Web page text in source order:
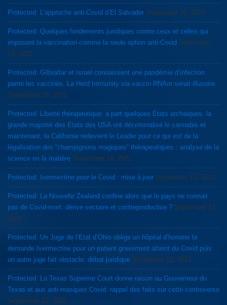
Protected: L’approche anti-Covid d’El Salvador September 20, 2021
Protected: Quelques fondements juridiques contre ceux et celles qui
imposent la vaccination comme la seule option anti-Covid September
19, 2021
Protected: Gilbraltar et Israel connaissent une pandémie d’infection
parmi les vaccinés. La Herd Immunity via vaccin RNAm serait illusoire
September 19, 2021
Protected: Liberté thérapeutique: a part quelques Etats archaiques, la
grande majorité des Etats des USA ont décriminalisé le cannabis et
maintenant, la Californie redevient le Leader pour ce qui est de la
légalisation des “champignons magiques” thérapeutiques : analyse de la
science en la matière September 19, 2021
Protected: Ivermectine pour le Covid : mise à jour September 12, 2021
Protected: La Nouvelle Zealand confine alors que le pays ne connait
pas de Covid-mort: dérive sectaire et contreproductive ? September 12,
2021
Protected: Un Juge de l’Etat d’Ohio oblige un hôpital d’honorer la
demande Ivermectine pour un patient gravement atteint du Covid puis
un autre juge fait obstacle: débat juridique September 12, 2021
Protected: La Texas Supreme Court donne raison au Gouverneur du
Texas et aux anti-masques Covid: rappel des faits sur cette controverse
September 12, 2021